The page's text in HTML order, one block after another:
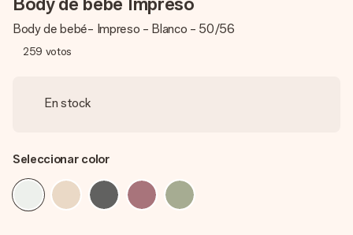
Body de bebé- Impreso - Blanco - 50/56
259 votos
En stock
Seleccionar color